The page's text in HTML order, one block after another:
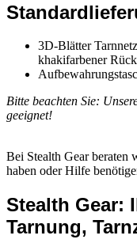
3D-Blätter
khakifarbener
Bitte beachten Sie:
geeignet!
Bei Stealth Gear beraten
haben oder Hilfe
Stealth Gear:
Tarnung,